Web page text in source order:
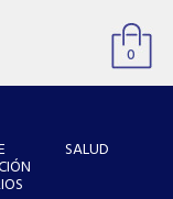
0
SALUD